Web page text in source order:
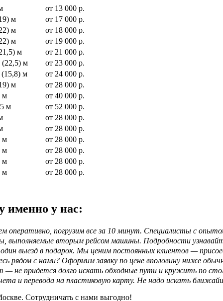
от 13 000 р.
м
от 17 000 р.
м
от 18 000 р.
м
от 19 000 р.
м
от 21 000 р.
(22,5) м
от 23 000 р.
(15,8) м
от 24 000 р.
м
от 28 000 р.
м
от 40 000 р.
м
от 52 000 р.
от 28 000 р.
от 28 000 р.
м
от 28 000 р.
м
от 28 000 р.
м
от 28 000 р.
м
от 28 000 р.
именно у нас:
оперативно, погрузим все за 10 минут. Специалисты с
выполняемые вторым рейсом машины. Подробности
выезд в подарок. Мы ценим постоянных клиентов —
рядом с нами? Оформим заявку по цене вполовину ниже
— не придется долго искать обходные пути и кружить по
и перевода на пластиковую карту. Не надо искать
Сотрудничать с нами выгодно!